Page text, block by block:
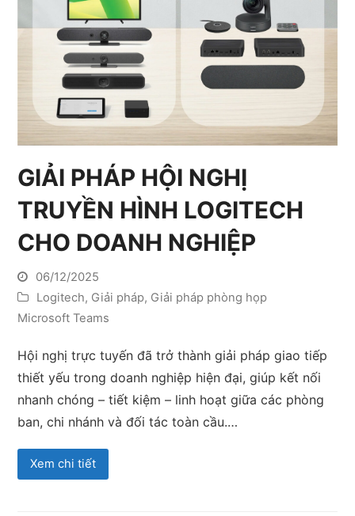
GIẢI PHÁP HỘI NGHỊ
TRUYỀN HÌNH LOGITECH
CHO DOANH NGHIỆP
06/12/2025
Logitech, Giải pháp, Giải pháp phòng họp
Microsoft Teams
Hội nghị trực tuyến đã trở thành giải pháp giao tiếp
thiết yếu trong doanh nghiệp hiện đại, giúp kết nối
nhanh chóng – tiết kiệm – linh hoạt giữa các phòng
ban, chi nhánh và đối tác toàn cầu.…
Xem chi tiết